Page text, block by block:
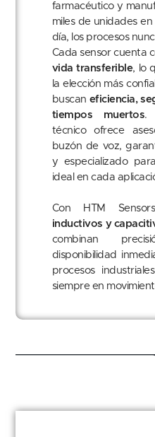
farmacéutico y
miles de unidades
día, los procesos
Cada sensor cuenta
vida transferible, lo
la elección más
buscan eficiencia,
tiempos muertos.
técnico ofrece
buzón de voz,
y especializado
ideal en cada
Con HTM
inductivos y
combinan
disponibilidad
procesos
siempre en